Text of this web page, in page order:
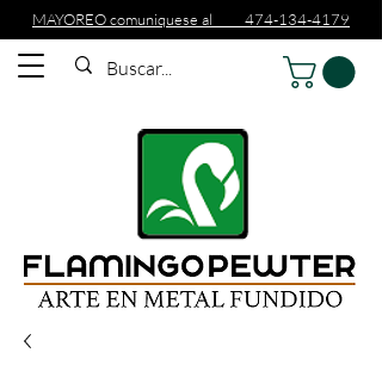
MAYOREO comuniquese al 474-134-4179